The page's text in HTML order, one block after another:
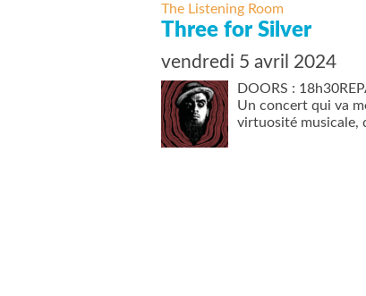
The Listening Room
Three for Silver
vendredi 5 avril 2024
DOORS :
Un concert qui va
virtuosité musicale,